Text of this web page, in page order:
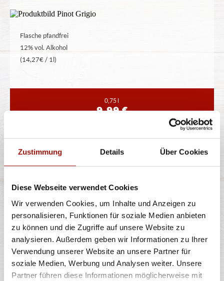
Zustimmung Details Über Cookies
Diese Webseite verwendet Cookies
Wir verwenden Cookies, um Inhalte und Anzeigen zu
personalisieren, Funktionen für soziale Medien anbieten
zu können und die Zugriffe auf unsere Website zu
analysieren. Außerdem geben wir Informationen zu Ihrer
Verwendung unserer Website an unsere Partner für
soziale Medien, Werbung und Analysen weiter. Unsere
Partner führen diese Informationen möglicherweise mit
Flasche pfandfrei
12% vol. Alkohol
(14,27€ / 1l)
0,75 l
9,99 €
CHIANTI
Flasche pfandfrei
12% vol. Alkohol
(14,27€ / 1l)
0,75 l
9,99 €